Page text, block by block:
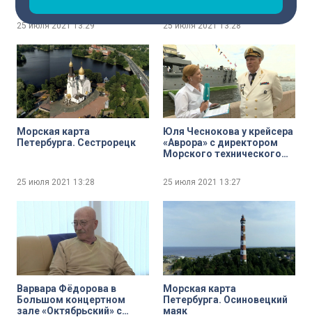
художником-маринистом
Сергеем Макаровым
25 июля 202113:29
завода «Северная верфь»
Игорь Орлов
25 июля 202113:28
Морская карта
Петербурга. Сестрорецк
25 июля 2021 13:28
Юля Чеснокова у крейсера
«Аврора» с директором
Морского технического
адмирала Д. Н. Сенявина
Виктором Никитиным
25 июля 2021 13:27
Варвара Фёдорова в
Большом концертном
зале «Октябрьский» с
Морская карта
Петербурга. Осиновецкий
маяк